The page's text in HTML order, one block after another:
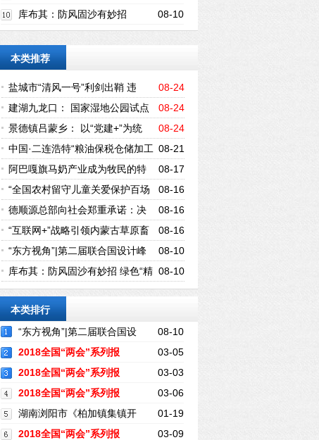
计峰会新闻发布会暨WAD世界青年大会
（深圳论坛）隆重举行
08-10
库布其：防风固沙有妙招
绿色“精灵”开财源
本类推荐
08-24
盐城市“清风一号”利剑出鞘 违
规“挂证”取酬者赔了夫人又折兵 08-24
建湖九龙口： 国家湿地公园试点
建设接受国家级考察评估 08-24
景德镇吕蒙乡： 以“党建+”为统
领，深入推进重点工作 08-21
中国·二连浩特“粮油保税仓储加工
贸易园区启动 08-17
阿巴嘎旗马奶产业成为牧民的特
色致富项目 08-16
“全国农村留守儿童关爱保护百场
宣讲进工地”活动走进内蒙古 08-16
德顺源总部向社会郑重承诺：决
不会让消费者的权益遭受损失 08-16
“互联网+”战略引领内蒙古草原畜
牧业走向新时代 08-10
“东方视角”|第二届联合国设计峰
会新闻发布会暨WAD世界青年大会（深
圳论坛）隆重举行
08-10
库布其：防风固沙有妙招 绿色“精
灵”开财源
本类排行
08-10
“东方视角”|第二届联合国设
计峰会新闻发布会暨WAD世界青年大会
（深圳论坛）隆重举行
03-05
2018全国“两会”系列报
道：十三届全国人大一次会议在京开幕03-03
2018全国“两会”系列报
道：全国政协十三届一次会议在京开幕03-06
2018全国“两会”系列报
道：聚焦2018政府工作报告 看未来城市发
展新目标
01-19
湖南浏阳市《柏加镇集镇开
发项目》是一起人为故意的征地诈骗03-09
2018全国“两会”系列报